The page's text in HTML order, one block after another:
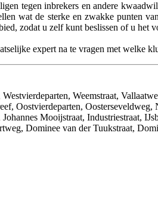
tegen inbrekers en andere
wat de sterke en zwakke punten
zodat u zelf kunt beslissen of u het
expert na te vragen met welke
Weemstraat,
Oostvierdeparten,
Mooijstraat, Industriestraat,
Dominee van der Tuukstraat,